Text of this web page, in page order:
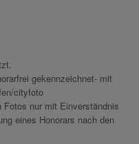
gekennzeichnet- mit
cityfoto
Fotos nur mit Einverständnis
eines Honorars nach den